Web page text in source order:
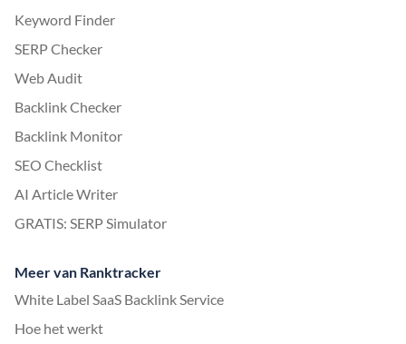
Keyword Finder
SERP Checker
Web Audit
Backlink Checker
Backlink Monitor
SEO Checklist
AI Article Writer
GRATIS: SERP Simulator
Meer van Ranktracker
White Label SaaS Backlink Service
Hoe het werkt